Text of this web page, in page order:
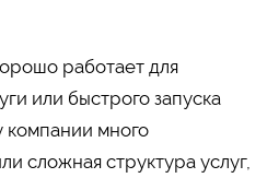
работает для
или быстрого запуска
много
сложная структура услуг,